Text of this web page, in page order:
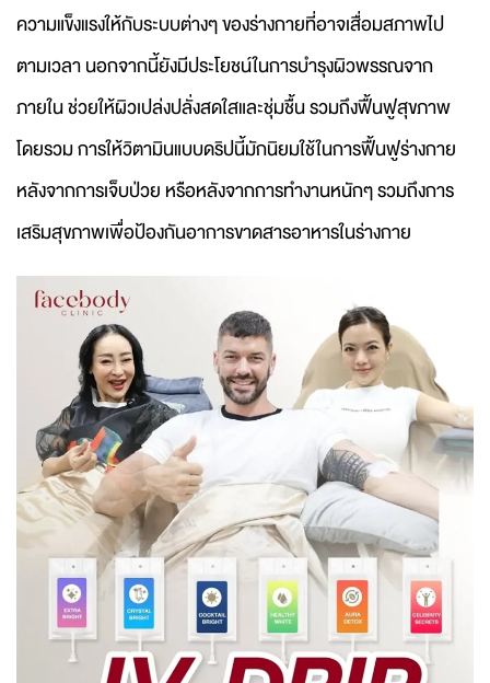
ความแข็งแรงให้กับระบบต่างๆ ของร่างกายที่อาจเสื่อมสภาพไป
ตามเวลา นอกจากนี้ยังมีประโยชน์ในการบำรุงผิวพรรณจาก
ภายใน ช่วยให้ผิวเปล่งปลั่งสดใสและชุ่มชื้น รวมถึงฟื้นฟูสุขภาพ
โดยรวม การให้วิตามินแบบดริปนี้มักนิยมใช้ในการฟื้นฟูร่างกาย
หลังจากการเจ็บป่วย หรือหลังจากการทำงานหนักๆ รวมถึงการ
เสริมสุขภาพเพื่อป้องกันอาการขาดสารอาหารในร่างกาย